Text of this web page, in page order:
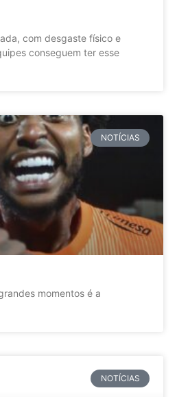
com desgaste físico e
conseguem ter esse
NOTÍCIAS
momentos é a
NOTÍCIAS